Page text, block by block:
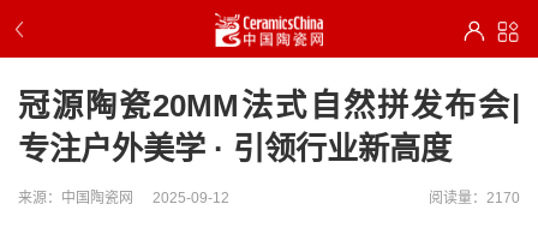
冠源陶瓷20MM法式自然拼发布会|
专注户外美学 · 引领行业新高度
来源：中国陶瓷网 2025-09-12 阅读量：2170